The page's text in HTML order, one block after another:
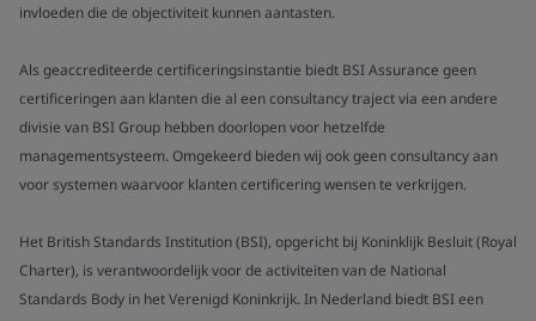
invloeden die de objectiviteit kunnen aantasten.
Als geaccrediteerde certificeringsinstantie biedt BSI Assurance geen
certificeringen aan klanten die al een consultancy traject via een andere
divisie van BSI Group hebben doorlopen voor hetzelfde
managementsysteem. Omgekeerd bieden wij ook geen consultancy aan
voor systemen waarvoor klanten certificering wensen te verkrijgen.
Het British Standards Institution (BSI), opgericht bij Koninklijk Besluit (Royal
Charter), is verantwoordelijk voor de activiteiten van de National
Standards Body in het Verenigd Koninkrijk. In Nederland biedt BSI een